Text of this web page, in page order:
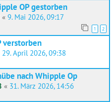
OP gestorben
« 9. Mai 2026, 09:17
1 2
verstorben
29. April 2026, 09:38
nach Whipple Op
« 31. März 2026, 14:56